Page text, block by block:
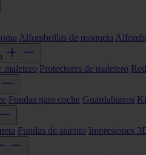
Alfombrillas de moqueta
maletero Protectores de maletero
Fundas para coche Guardabarros
Fundas de asiento Impresiones